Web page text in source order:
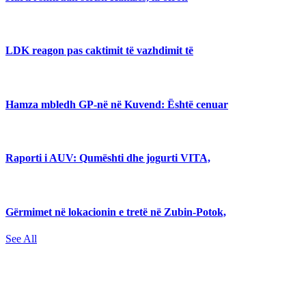
LDK reagon pas caktimit të vazhdimit të
Hamza mbledh GP-në në Kuvend: Është cenuar
Raporti i AUV: Qumështi dhe jogurti VITA,
Gërmimet në lokacionin e tretë në Zubin-Potok,
See All